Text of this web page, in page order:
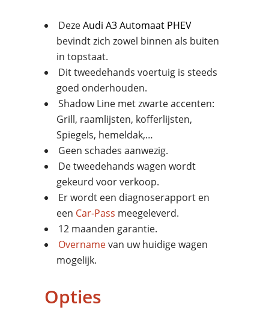
DezeAudi A3 Automaat PHEV
bevindt zich zowel binnen als buiten
in topstaat.
Dit tweedehands voertuig is steeds
goed onderhouden.
Shadow Line met zwarte accenten:
Grill, raamlijsten, kofferlijsten,
Spiegels, hemeldak,…
Geen schades aanwezig.
De tweedehands wagen wordt
gekeurd voor verkoop.
Er wordt een diagnoserapport en
een Car-Pass meegeleverd.
12 maanden garantie.
Overnamevan uw huidige wagen
mogelijk.
Opties